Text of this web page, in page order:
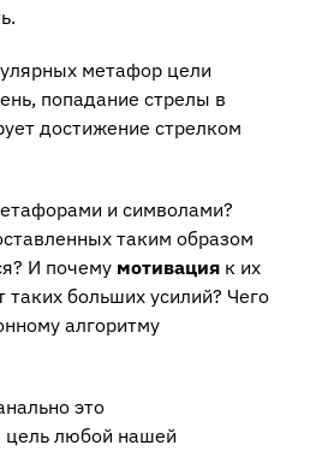
метафор цели
попадание стрелы в
достижение стрелком
и символами?
таким образом
И почему мотивация к их
больших усилий? Чего
алгоритму
это
цель любой нашей